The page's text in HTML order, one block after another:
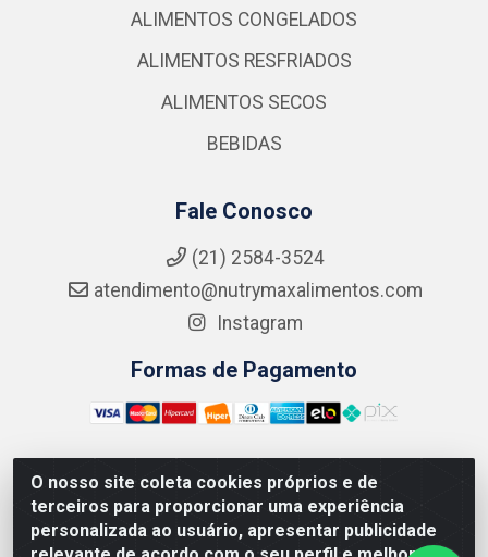
O nosso site coleta cookies próprios e de
terceiros para proporcionar uma experiência
personalizada ao usuário, apresentar publicidade
ALIMENTOS CONGELADOS
ALIMENTOS RESFRIADOS
ALIMENTOS SECOS
BEBIDAS
Fale Conosco
(21) 2584-3524
atendimento@nutrymaxalimentos.com
Instagram
Formas de Pagamento
NUTRY MAX COMÉRCIO DE PRODUTOS ALIMENTICIOS
LTDA - RUA DO FEIJÃO, 721 PENHA CIRCULAR/RJ -
CNPJ: 15.796.122/0001-03